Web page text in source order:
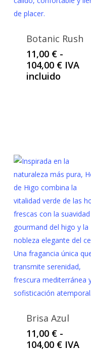
Botanic Rush
11,00 € -
104,00 €Rango
IVA
incluido
Brisa Azul
11,00 € -
104,00 €Rango
IVA